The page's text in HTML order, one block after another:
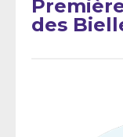
des